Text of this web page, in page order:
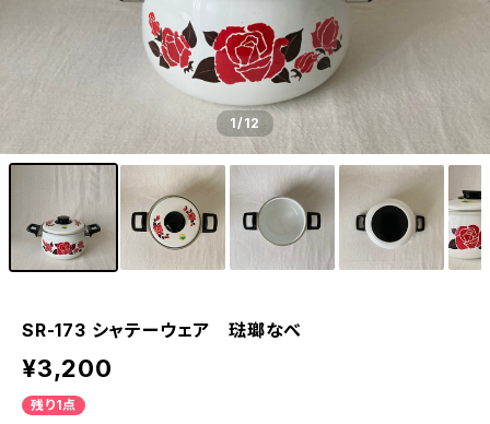
1/12
SR-173 シャテーウェア 琺瑯なべ
¥3,200
残り1点